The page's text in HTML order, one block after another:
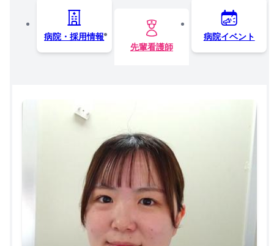
病院・採用情報
先輩看護師
病院イベント